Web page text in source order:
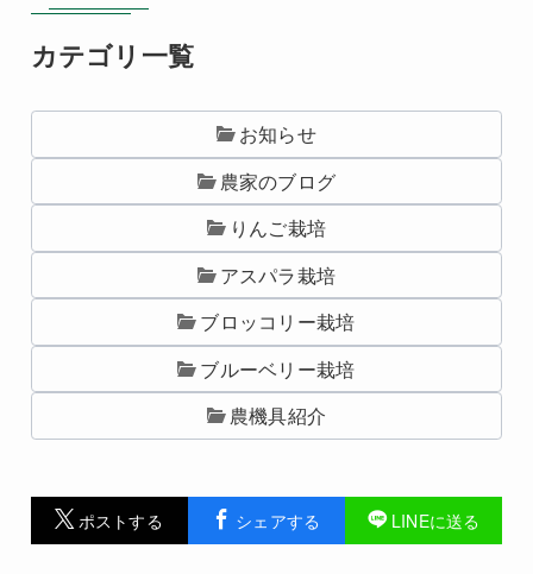
カテゴリ一覧
お知らせ
農家のブログ
りんご栽培
アスパラ栽培
ブロッコリー栽培
ブルーベリー栽培
農機具紹介
ポストする シェアする LINEに送る